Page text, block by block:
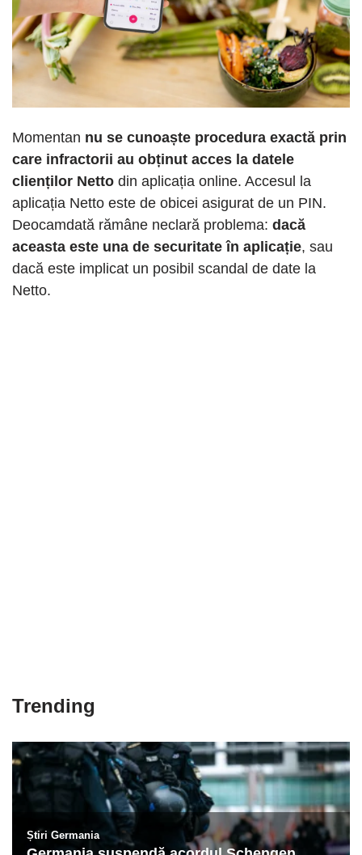
Momentan nu se cunoaște procedura exactă prin
care infractorii au obținut acces la datele
clienților Netto din aplicația online. Accesul la
aplicația Netto este de obicei asigurat de un PIN.
Deocamdată rămâne neclară problema: dacă
aceasta este una de securitate în aplicație, sau
dacă este implicat un posibil scandal de date la
Netto.
Trending